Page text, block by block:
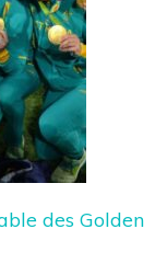
des Golden